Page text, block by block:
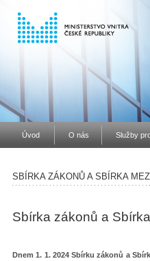
Úvod O nás Služby
SBÍRKA ZÁKONŮ A SBÍRKA
Sbírka zákonů a
Dnem 1. 1. 2024 Sbírku zákonů a